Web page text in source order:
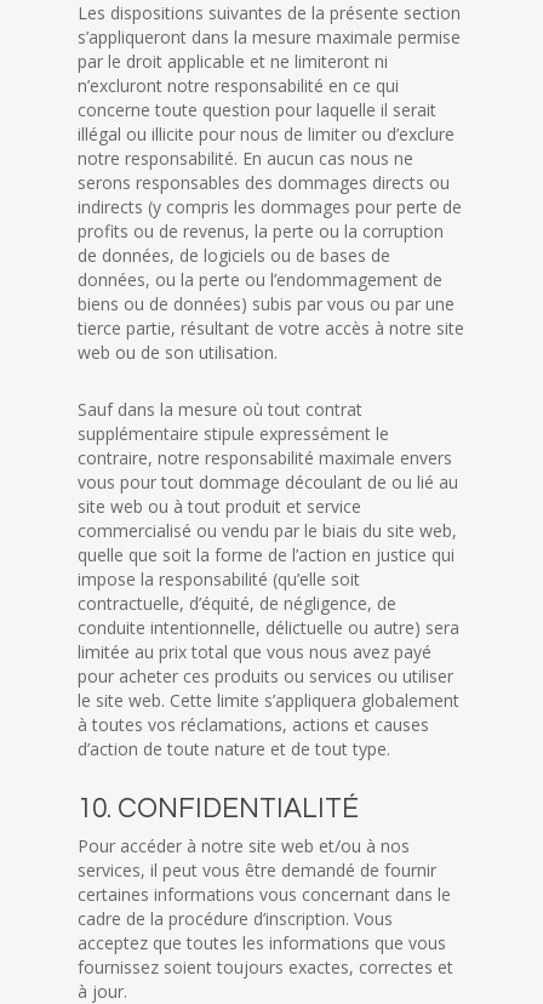
Les dispositions suivantes de la présente section
s’appliqueront dans la mesure maximale permise
par le droit applicable et ne limiteront ni
n’excluront notre responsabilité en ce qui
concerne toute question pour laquelle il serait
illégal ou illicite pour nous de limiter ou d’exclure
notre responsabilité. En aucun cas nous ne
serons responsables des dommages directs ou
indirects (y compris les dommages pour perte de
profits ou de revenus, la perte ou la corruption
de données, de logiciels ou de bases de
données, ou la perte ou l’endommagement de
biens ou de données) subis par vous ou par une
tierce partie, résultant de votre accès à notre site
web ou de son utilisation.
Sauf dans la mesure où tout contrat
supplémentaire stipule expressément le
contraire, notre responsabilité maximale envers
vous pour tout dommage découlant de ou lié au
site web ou à tout produit et service
commercialisé ou vendu par le biais du site web,
quelle que soit la forme de l’action en justice qui
impose la responsabilité (qu’elle soit
contractuelle, d’équité, de négligence, de
conduite intentionnelle, délictuelle ou autre) sera
limitée au prix total que vous nous avez payé
pour acheter ces produits ou services ou utiliser
le site web. Cette limite s’appliquera globalement
à toutes vos réclamations, actions et causes
d’action de toute nature et de tout type.
10. CONFIDENTIALITÉ
Pour accéder à notre site web et/ou à nos
services, il peut vous être demandé de fournir
certaines informations vous concernant dans le
cadre de la procédure d’inscription. Vous
acceptez que toutes les informations que vous
fournissez soient toujours exactes, correctes et
à jour.